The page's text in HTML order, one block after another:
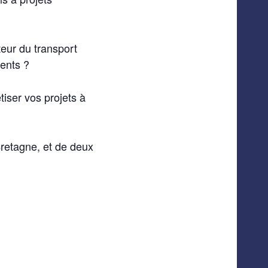
du transport
?
vos projets à
et de deux